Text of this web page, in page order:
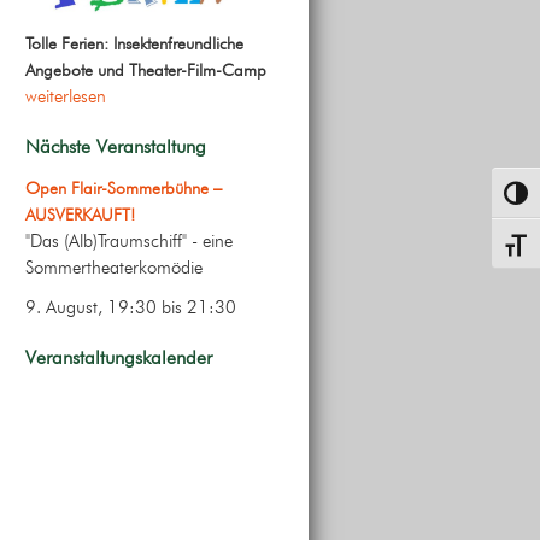
Tolle Ferien: Insektenfreundliche
Angebote und Theater-Film-Camp
weiterlesen
Nächste Veranstaltung
Open Flair-Sommerbühne –
AUSVERKAUFT!
"Das (Alb)Traumschiff" - eine
Sommertheaterkomödie
9. August, 19:30 bis 21:30
Veranstaltungskalender